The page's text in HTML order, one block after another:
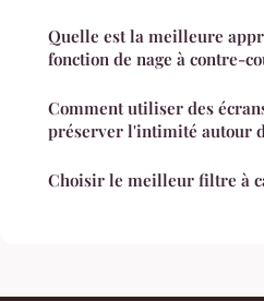
Quelle est la meilleure
fonction de nage à contre-
Comment utiliser des
préserver l'intimité autour
Choisir le meilleur filtre à